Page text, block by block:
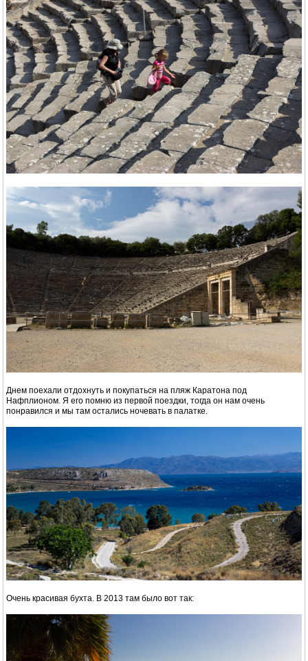
Днем поехали отдохнуть и покупаться на пляж Каратона под
Нафплионом. Я его помню из первой поездки, тогда он нам очень
понравился и мы там остались ночевать в палатке.
Очень красивая бухта. В 2013 там было вот так: